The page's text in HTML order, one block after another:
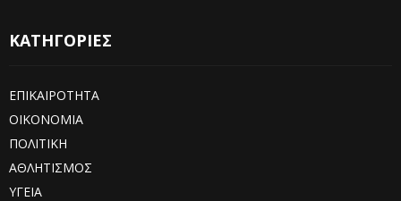
ΚΑΤΗΓΟΡΙΕΣ
ΕΠΙΚΑΙΡΟΤΗΤΑ
ΟΙΚΟΝΟΜΙΑ
ΠΟΛΙΤΙΚΗ
ΑΘΛΗΤΙΣΜΟΣ
ΥΓΕΙΑ